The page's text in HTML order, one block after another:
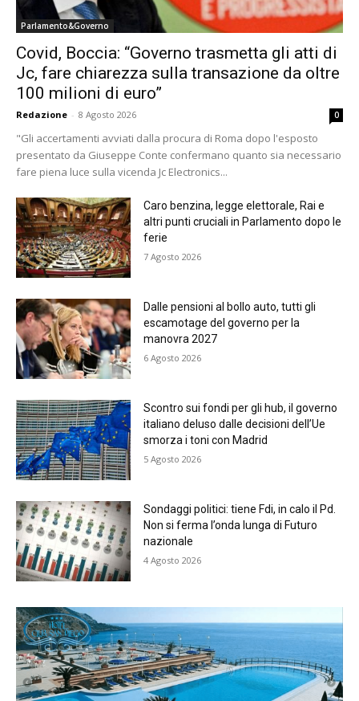
Parlamento&Governo
Covid, Boccia: “Governo trasmetta gli atti di
Jc, fare chiarezza sulla transazione da oltre
100 milioni di euro”
Redazione - 8 Agosto 2026 0
"Gli accertamenti avviati dalla procura di Roma dopo l'esposto
presentato da Giuseppe Conte confermano quanto sia necessario
fare piena luce sulla vicenda Jc Electronics...
Caro benzina, legge elettorale, Rai e
altri punti cruciali in Parlamento dopo le
ferie
7 Agosto 2026
Dalle pensioni al bollo auto, tutti gli
escamotage del governo per la
manovra 2027
6 Agosto 2026
Scontro sui fondi per gli hub, il governo
italiano deluso dalle decisioni dell’Ue
smorza i toni con Madrid
5 Agosto 2026
Sondaggi politici: tiene Fdi, in calo il Pd.
Non si ferma l’onda lunga di Futuro
nazionale
4 Agosto 2026